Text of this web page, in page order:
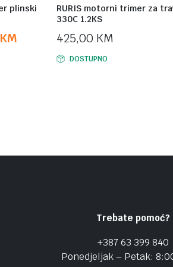
plinski
KM
RURIS motorni trimer za
330C 1.2KS
425,00 KM
DOSTUPNO
Trebate pomoć?
+387 63 399 840
Ponedjeljak – Petak: